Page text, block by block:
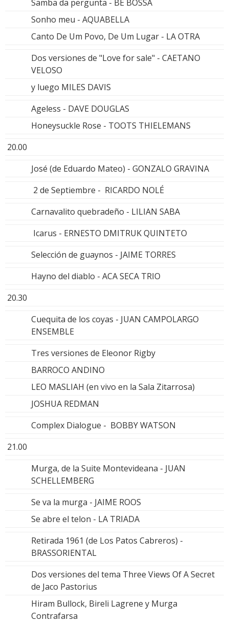
Samba da pergunta - BE BOSSA
Sonho meu - AQUABELLA
Canto De Um Povo, De Um Lugar - LA OTRA
Dos versiones de "Love for sale" - CAETANO
VELOSO
y luego MILES DAVIS
Ageless - DAVE DOUGLAS
Honeysuckle Rose - TOOTS THIELEMANS
20.00
José (de Eduardo Mateo) - GONZALO GRAVINA
2 de Septiembre - RICARDO NOLÉ
Carnavalito quebradeño - LILIAN SABA
Icarus - ERNESTO DMITRUK QUINTETO
Selección de guaynos - JAIME TORRES
Hayno del diablo - ACA SECA TRIO
20.30
Cuequita de los coyas - JUAN CAMPOLARGO
ENSEMBLE
Tres versiones de Eleonor Rigby
BARROCO ANDINO
LEO MASLIAH (en vivo en la Sala Zitarrosa)
JOSHUA REDMAN
Complex Dialogue - BOBBY WATSON
21.00
Murga, de la Suite Montevideana - JUAN
SCHELLEMBERG
Se va la murga - JAIME ROOS
Se abre el telon - LA TRIADA
Retirada 1961 (de Los Patos Cabreros) -
BRASSORIENTAL
Dos versiones del tema Three Views Of A Secret
de Jaco Pastorius
Hiram Bullock, Bireli Lagrene y Murga
Contrafarsa